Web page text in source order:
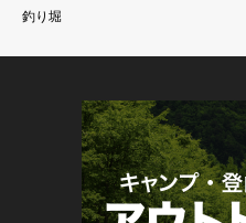
釣り堀